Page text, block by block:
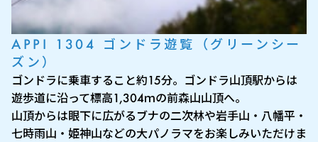
APPI 1304 ゴンドラ遊覧（グリーンシー
ズン）
ゴンドラに乗車すること約15分。ゴンドラ山頂駅からは
遊歩道に沿って標高1,304ｍの前森山山頂へ。
山頂からは眼下に広がるブナの二次林や岩手山・八幡平・
七時雨山・姫神山などの大パノラマをお楽しみいただけま